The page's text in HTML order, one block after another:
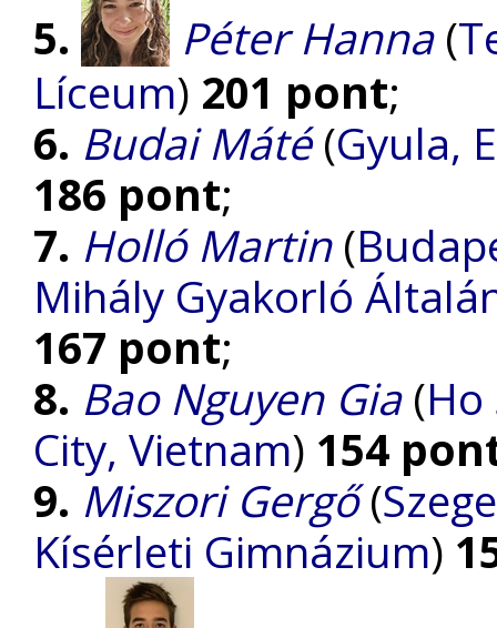
5.
Péter Hanna(
Líceum) 201 pont;
6. Budai Máté(Gyula,
186 pont;
7. Holló Martin(
Mihály Gyakorló
167 pont;
8. Bao Nguyen Gia(
City, Vietnam) 154
9. Miszori Gergő(
Kísérleti Gimnázium)